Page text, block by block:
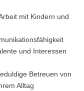
mit Kindern und
und Interessen
Betreuen von
Alltag